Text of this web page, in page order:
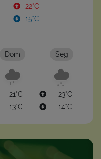
22°C
15°C
Dom
21°C
13°C
Seg
23°C
14°C